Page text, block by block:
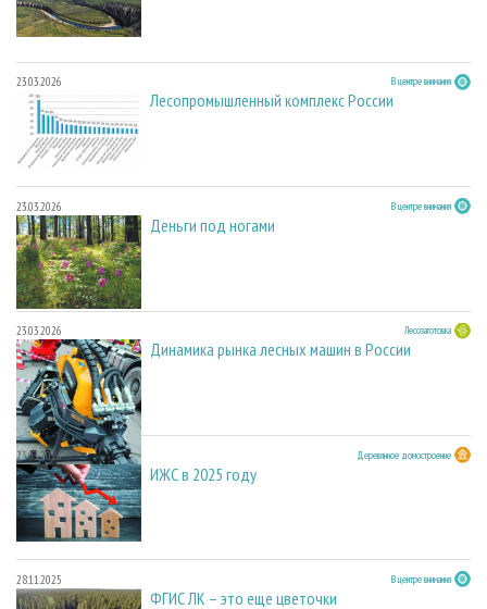
23.03.2026 В центре внимания
Лесопромышленный комплекс России
23.03.2026 В центре внимания
Деньги под ногами
23.03.2026 Лесозаготовка
Динамика рынка лесных машин в России
23.03.2026 Деревянное домостроение
ИЖС в 2025 году
28.11.2025 В центре внимания
ФГИС ЛК – это еще цветочки